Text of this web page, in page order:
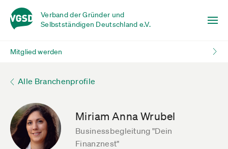
Verband der Gründer und
Selbstständigen Deutschland e.V.
Mitglied werden
Alle Branchenprofile
Miriam Anna Wrubel
Businessbegleitung "Dein
Finanznest"